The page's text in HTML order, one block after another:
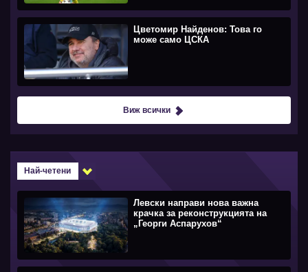
Цветомир Найденов: Това го
може само ЦСКА
Виж всички
Най-четени
Левски направи нова важна
крачка за реконструкцията на
„Георги Аспарухов“